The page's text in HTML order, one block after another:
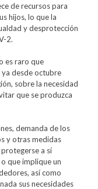
de recursos para
hijos, lo que la
y desprotección
2.
es raro que
ya desde octubre
sobre la necesidad
que se produzca
demanda de los
y otras medidas
a sí
que implique un
así como
sus necesidades